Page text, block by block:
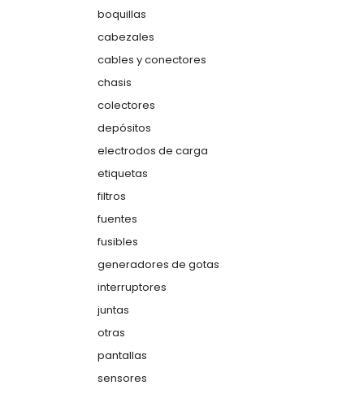
boquillas
cabezales
cables y conectores
chasis
colectores
depósitos
electrodos de carga
etiquetas
filtros
fuentes
fusibles
generadores de gotas
interruptores
juntas
otras
pantallas
sensores